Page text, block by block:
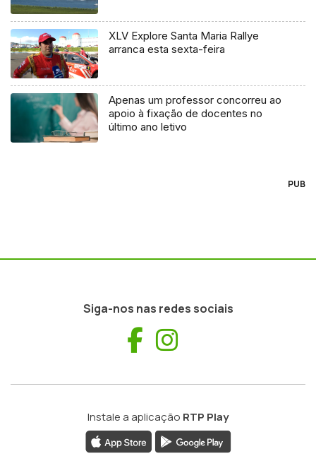
XLV Explore Santa Maria Rallye
arranca esta sexta-feira
Apenas um professor concorreu ao
apoio à fixação de docentes no
último ano letivo
PUB
Siga-nos nas redes sociais
Facebook
Instale a aplicação RTP Play